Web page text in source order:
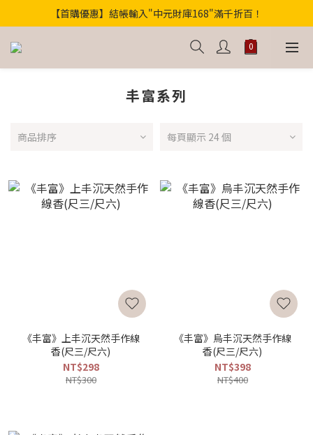
歡迎光臨！全店滿1000免運
【首購優惠】結帳輸入"中元財庫168"滿千折百！
【獨家】中元轉運祕法2件省200
歡迎光臨！全店滿1000免運
丰富系列
商品排序 每頁顯示 24 個
《丰富》上丰沉天然手作線
香(尺三/尺六)
NT$298
NT$300
《丰富》烏丰沉天然手作線
香(尺三/尺六)
NT$398
NT$400